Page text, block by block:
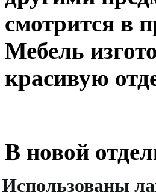
смотрится в
Мебель
красивую
В новой
Использованы